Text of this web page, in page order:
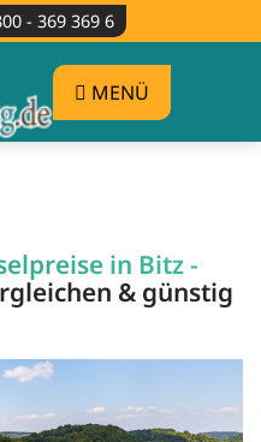
- 369 369 6
MENÜ
in Bitz -
& günstig